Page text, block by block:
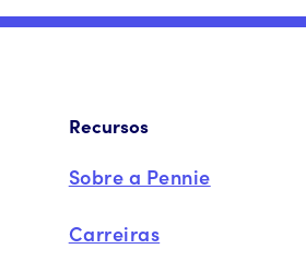
Recursos
Sobre a Pennie
Carreiras